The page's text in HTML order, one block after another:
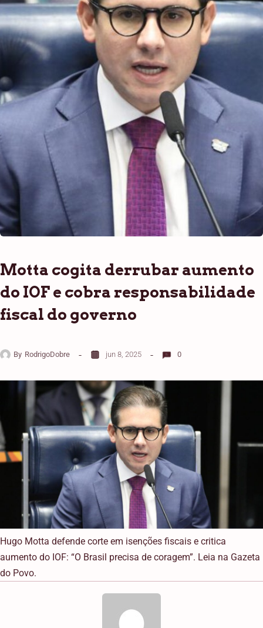
Motta cogita derrubar aumento
do IOF e cobra responsabilidade
fiscal do governo
By RodrigoDobre jun 8, 2025 0
Hugo Motta defende corte em isenções fiscais e critica
aumento do IOF: “O Brasil precisa de coragem”. Leia na Gazeta
do Povo.